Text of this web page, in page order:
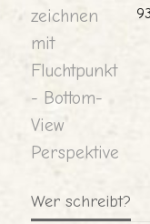
Wer schreibt?